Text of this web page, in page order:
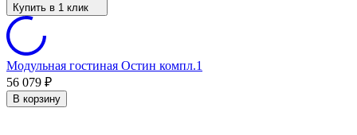
Купить в 1 клик
Модульная гостиная Остин компл.1
56 079 ₽
В корзину